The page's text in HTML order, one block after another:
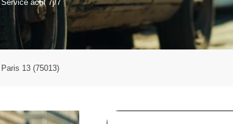
Service actif 7j/7
13 (75013)